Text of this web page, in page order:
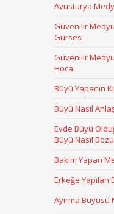
Avusturya
Güvenilir
Gürses
Güvenilir
Hoca
Büyü Yapanın
Büyü Nasıl
Evde Büyü
Büyü Nasıl
Bakım Yapan
Erkeğe Yapılan
Ayırma Büyüsü